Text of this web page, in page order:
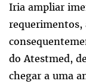
Iria ampliar
requerimentos,
do Atestmed,
chegar a uma